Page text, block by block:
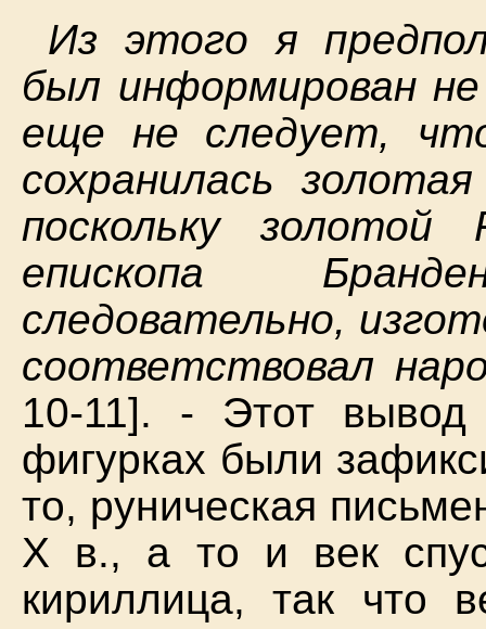
Из этого я
был информирован
еще не следует,
сохранилась
поскольку
епископа
следовательно,
соответствовал
10-11]. - Этот вывод
фигурках были
то, руническая
X в., а то и век
кириллица, так что